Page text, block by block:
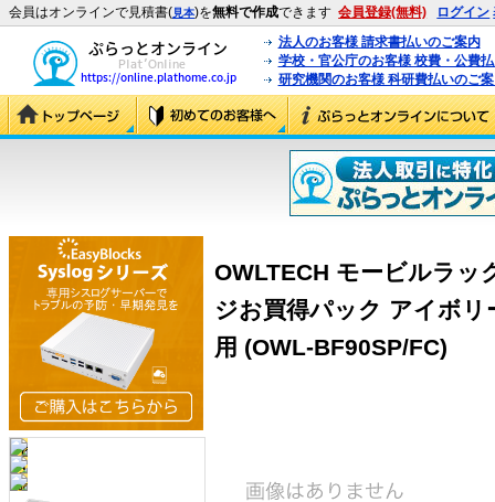
会員はオンラインで見積書(見本)を無料で作成できます 会員登録(無料) ログイン
法人のお客様 請求書払いのご案内
学校・官公庁のお客様 校費・公費
研究機関のお客様 科研費払いのご
OWLTECH モービルラッ
ジお買得パック アイボリ
用 (OWL-BF90SP/FC)